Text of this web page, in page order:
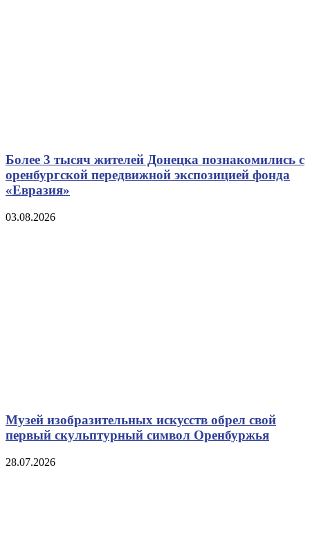
Более 3 тысяч жителей Донецка познакомились с
оренбургской передвижной экспозицией фонда
«Евразия»
03.08.2026
Музей изобразительных искусств обрел свой
первый скульптурный символ Оренбуржья
28.07.2026